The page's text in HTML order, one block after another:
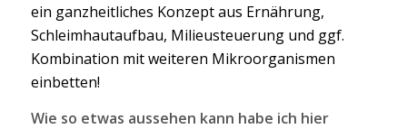
ein ganzheitliches Konzept aus Ernährung,
Schleimhautaufbau, Milieusteuerung und ggf.
Kombination mit weiteren Mikroorganismen
einbetten!
Wie so etwas aussehen kann habe ich hier